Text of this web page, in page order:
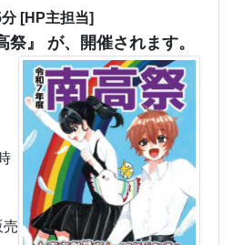
[HP主担当]
』 が、開催されます。
売